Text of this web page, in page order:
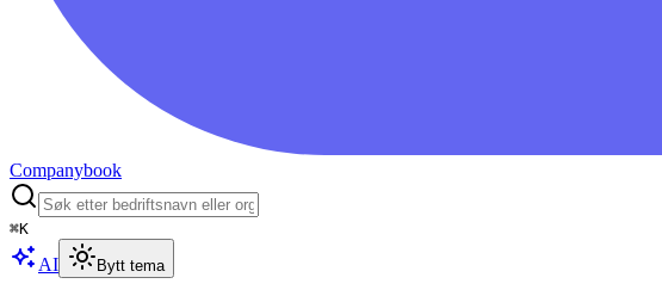
Companybook
⌘K
AI Bytt tema